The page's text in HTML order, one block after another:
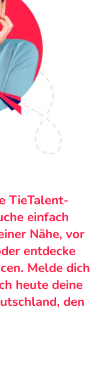
TieTalent-
einfach
Nähe, vor
entdecke
Melde dich
heute deine
den